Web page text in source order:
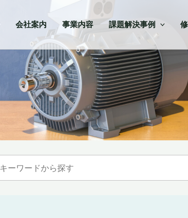
会社案内 事業内容 課題解決事例